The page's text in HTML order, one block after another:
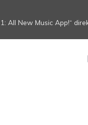
1: All New Music App!“